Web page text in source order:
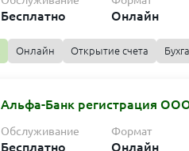
Бесплатно Онлайн
Онлайн Открытие счета
Альфа-Банк регистрация
Обслуживание
Бесплатно
Формат
Онлайн